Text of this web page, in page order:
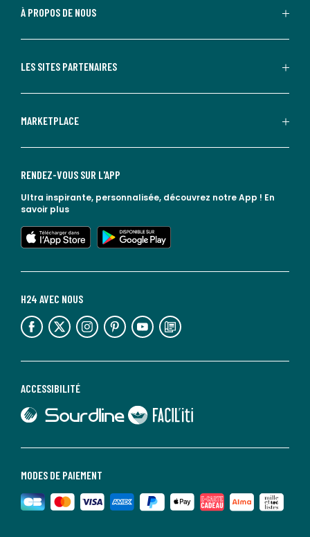
À PROPOS DE NOUS
LES SITES PARTENAIRES
MARKETPLACE
MODES DE PAIEMENT
ACCESSIBILITÉ
lien vers Sourdline
lien vers Faciliti
H24 AVEC NOUS
lien vers l'espace réseaux sociaux lien vers l'espace réseaux sociaux lien vers l'espace réseaux sociaux lien vers l'espace réseaux sociaux lien vers l'espace réseaux sociaux lien vers le blog la redoute
RENDEZ-VOUS SUR L'APP
Ultra inspirante, personnalisée, découvrez notre App ! En
savoir plus
lien vers l'app store
lien vers google play